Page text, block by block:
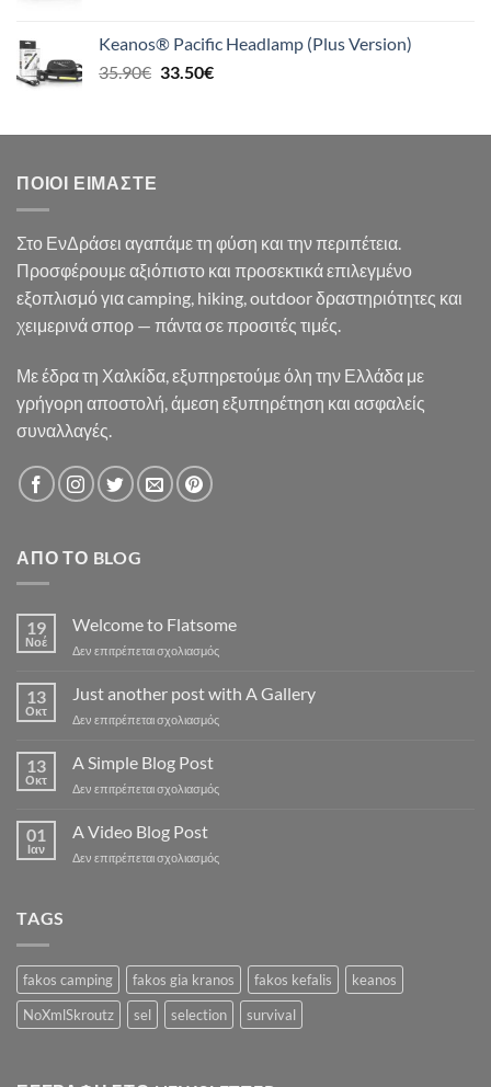
21.90€.είναι:
19.50€.
Keanos® Pacific Headlamp (Plus Version)
35.90€ Original
35.90€.
33.50€Η
είναι:
ΠΟΙΟΙ ΕΊΜΑΣΤΕ
Στο ΕνΔράσει αγαπάμε τη φύση και την περιπέτεια.
Προσφέρουμε αξιόπιστο και προσεκτικά επιλεγμένο
εξοπλισμό για camping, hiking, outdoor δραστηριότητες και
χειμερινά σπορ — πάντα σε προσιτές τιμές.
Με έδρα τη Χαλκίδα, εξυπηρετούμε όλη την Ελλάδα με
γρήγορη αποστολή, άμεση εξυπηρέτηση και ασφαλείς
συναλλαγές.
ΑΠΌ ΤΟ BLOG
19
Νοέ
Welcome to Flatsome
Δεν επιτρέπεται σχολιασμόςστο
to
13
Οκτ
Just another post with A Gallery
Δεν επιτρέπεται σχολιασμόςστο
with
13
Οκτ
A Simple Blog Post
Δεν επιτρέπεται σχολιασμόςστο
Post
01
Ιαν
A Video Blog Post
Δεν επιτρέπεται σχολιασμόςστο
TAGS
fakos camping fakos gia kranos fakos kefalis
keanos
NoXmlSkroutz
sel selection survival